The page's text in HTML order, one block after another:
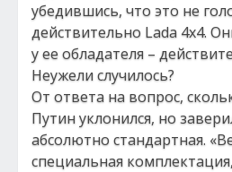
убедившись, что это не
действительно Lada 4x4.
у ее обладателя –
Неужели случилось?
От ответа на вопрос,
Путин уклонился, но
абсолютно стандартная.
специальная